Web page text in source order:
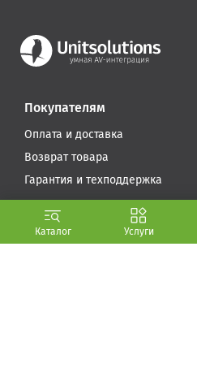
Услуги
Каталог
Покупателям
Оплата и доставка
Возврат товара
Гарантия и техподдержка
Компания